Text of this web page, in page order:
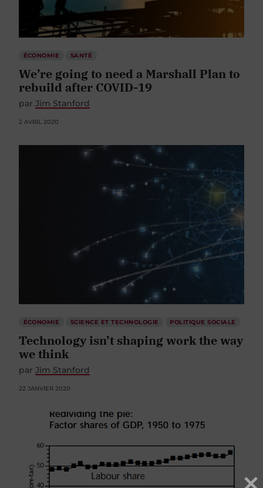
ÉCONOMIE SANTÉ
We’re going to need a Marshall Plan to
rebuild after COVID-19
par Jim Stanford
2 AVRIL 2020
ÉCONOMIE SCIENCE ET TECHNOLOGIE POLITIQUE SOCIALE
Technology isn’t shaping work the way
we think
par Jim Stanford
22 JANVIER 2020